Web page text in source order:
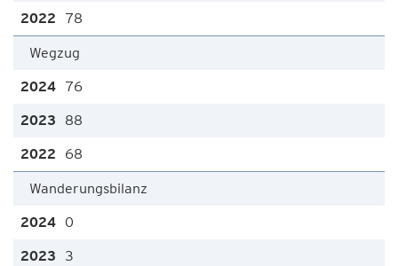
78
Wegzug
76
88
68
Wanderungsbilanz
0
3